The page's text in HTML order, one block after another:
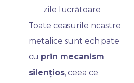
zile lucrătoare
Toate ceasurile noastre
metalice sunt echipate
cu prin mecanism
silențios, ceea ce